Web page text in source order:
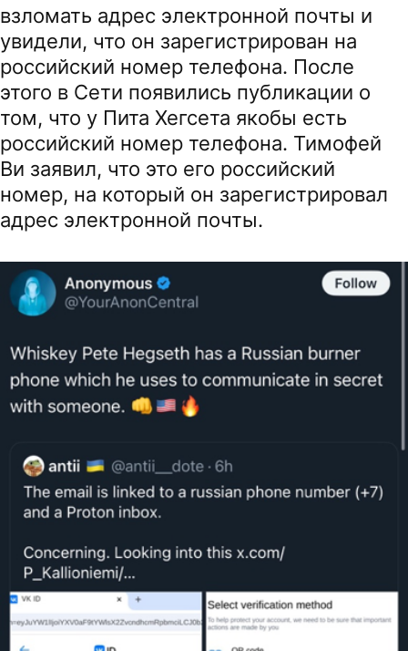
взломать адрес электронной почты и
увидели, что он зарегистрирован на
российский номер телефона. После
этого в Сети появились публикации о
том, что у Пита Хегсета якобы есть
российский номер телефона. Тимофей
Ви заявил, что это его российский
номер, на который он зарегистрировал
адрес электронной почты.